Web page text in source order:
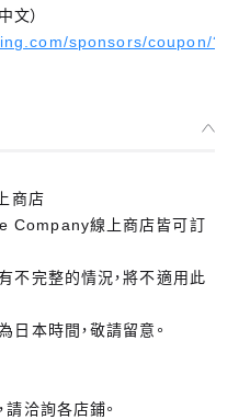
文）
sponsors/coupon/?
商店
Company線上商店皆可訂
不完整的情況，將不適用此
本時間，敬請留意。
洽詢各店鋪。